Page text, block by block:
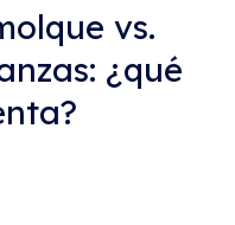
vs.
¿qué